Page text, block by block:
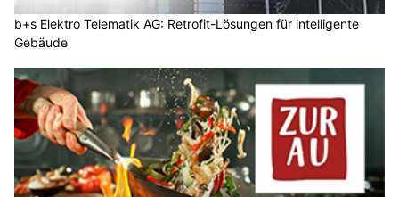
b+s Elektro Telematik AG: Retrofit-Lösungen für intelligente
Gebäude